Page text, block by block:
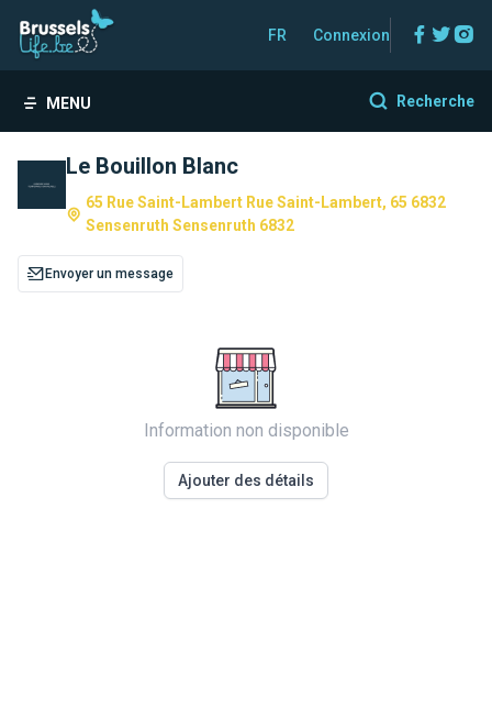
FR Connexion
MENU Recherche
Le Bouillon Blanc
65 Rue Saint-Lambert Rue Saint-Lambert, 65 6832
Sensenruth Sensenruth 6832
Envoyer un message
Information non disponible
Ajouter des détails